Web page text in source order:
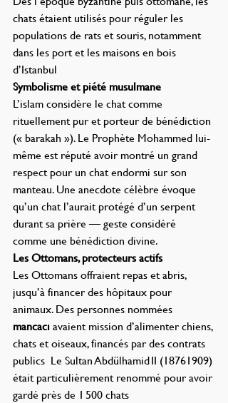
chats étaient utilisés pour réguler les
populations de rats et souris, notamment
dans les port et les maisons en bois
d’Istanbul
Symbolisme et piété musulmane
L’islam considère le chat comme
rituellement pur et porteur de bénédiction
(« barakah »). Le Prophète Mohammed lui-
même est réputé avoir montré un grand
respect pour un chat endormi sur son
manteau. Une anecdote célèbre évoque
qu’un chat l’aurait protégé d’un serpent
durant sa prière — geste considéré
comme une bénédiction divine.
Les Ottomans, protecteurs actifs
Les Ottomans offraient repas et abris,
jusqu’à financer des hôpitaux pour
animaux. Des personnes nommées
mancacı avaient mission d’alimenter chiens,
chats et oiseaux, financés par des contrats
publics  Le Sultan Abdülhamid II (18761909)
était particulièrement renommé pour avoir
gardé près de 1 500 chats